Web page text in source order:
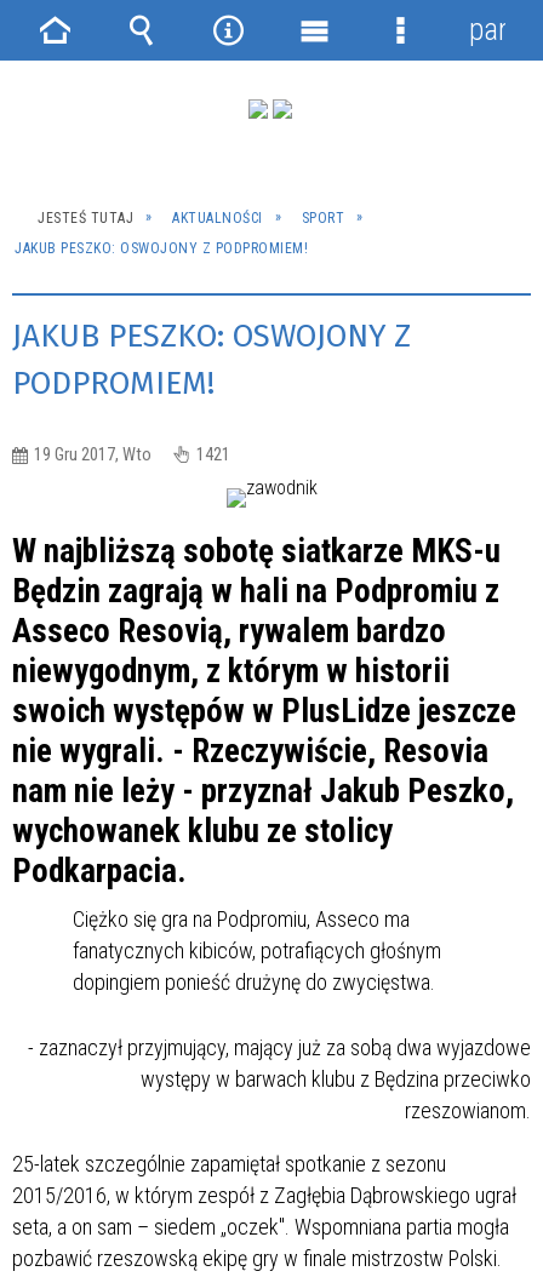
JESTEŚ TUTAJ AKTUALNOŚCI
SPORT
JAKUB PESZKO: OSWOJONY Z PODPROMIEM!
JAKUB PESZKO: OSWOJONY Z
PODPROMIEM!
19 Gru 2017, Wto 1421
W najbliższą sobotę siatkarze MKS-u
Będzin zagrają w hali na Podpromiu z
Asseco Resovią, rywalem bardzo
niewygodnym, z którym w historii
swoich występów w PlusLidze jeszcze
nie wygrali. - Rzeczywiście, Resovia
nam nie leży - przyznał Jakub Peszko,
wychowanek klubu ze stolicy
Podkarpacia.
Ciężko się gra na Podpromiu, Asseco ma
fanatycznych kibiców, potrafiących głośnym
dopingiem ponieść drużynę do zwycięstwa.
- zaznaczył przyjmujący, mający już za sobą dwa wyjazdowe
występy w barwach klubu z Będzina przeciwko
rzeszowianom.
25-latek szczególnie zapamiętał spotkanie z sezonu
2015/2016, w którym zespół z Zagłębia Dąbrowskiego ugrał
seta, a on sam – siedem „oczek". Wspomniana partia mogła
pozbawić rzeszowską ekipę gry w finale mistrzostw Polski.
Strona Wyszukiwarka
NarzędziaMenu
Menu
panel